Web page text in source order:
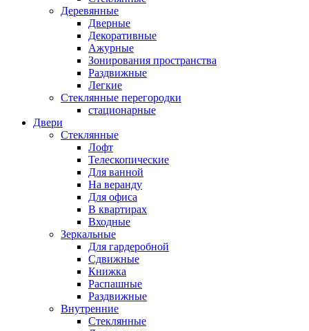
Деревянные
Дверные
Декоративные
Ажурные
Зонирования пространства
Раздвижные
Легкие
Стеклянные перегородки
стационарные
Двери
Стеклянные
Лофт
Телескопические
Для ванной
На веранду
Для офиса
В квартирах
Входные
Зеркальные
Для гардеробной
Сдвижные
Книжка
Распашные
Раздвижные
Внутренние
Стеклянные